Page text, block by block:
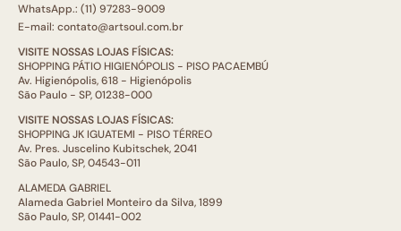
WhatsApp.: (11) 97283-9009
E-mail: contato@artsoul.com.br
VISITE NOSSAS LOJAS FÍSICAS:
SHOPPING PÁTIO HIGIENÓPOLIS - PISO PACAEMBÚ
Av. Higienópolis, 618 - Higienópolis
São Paulo - SP, 01238-000
VISITE NOSSAS LOJAS FÍSICAS:
SHOPPING JK IGUATEMI - PISO TÉRREO
Av. Pres. Juscelino Kubitschek, 2041
São Paulo, SP, 04543-011
ALAMEDA GABRIEL
Alameda Gabriel Monteiro da Silva, 1899
São Paulo, SP, 01441-002